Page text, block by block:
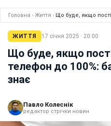
Головна › Життя › Що буде, якщо
ЖИТТЯ 17 січня 2025 · 20:00
Що буде, якщо
телефон до 100%:
знає
Павло Колеснік
редактор стрічки новин